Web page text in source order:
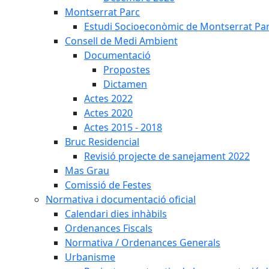
Montserrat Parc
Estudi Socioeconòmic de Montserrat
Consell de Medi Ambient
Documentació
Propostes
Dictamen
Actes 2022
Actes 2020
Actes 2015 - 2018
Bruc Residencial
Revisió projecte de sanejament 2022
Mas Grau
Comissió de Festes
Normativa i documentació oficial
Calendari dies inhàbils
Ordenances Fiscals
Normativa / Ordenances Generals
Urbanisme